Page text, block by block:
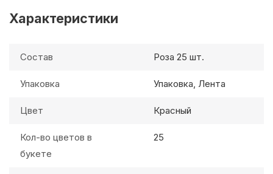
Характеристики
Состав Роза 25 шт.
Упаковка Упаковка, Лента
Цвет Красный
Кол-во цветов в
букете
25